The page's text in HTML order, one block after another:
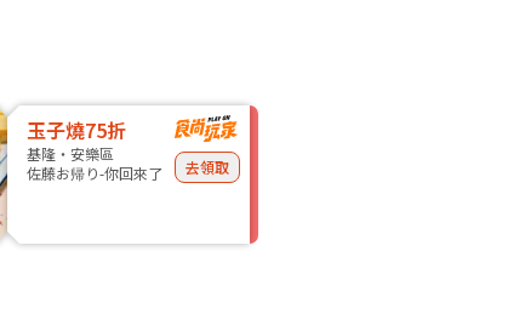
玉子燒75折
基隆・安樂區
佐藤お帰り-你回來了
去領取